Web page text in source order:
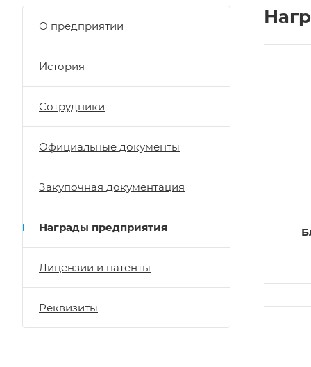
О предприятии
История
Сотрудники
Официальные документы
Закупочная документация
Награды предприятия
Лицензии и патенты
Реквизиты